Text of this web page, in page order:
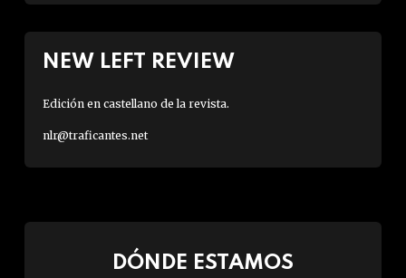
NEW LEFT REVIEW
Edición en castellano de la revista.
nlr@traficantes.net
DÓNDE ESTAMOS